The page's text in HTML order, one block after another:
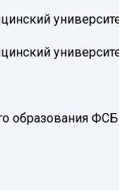
образования